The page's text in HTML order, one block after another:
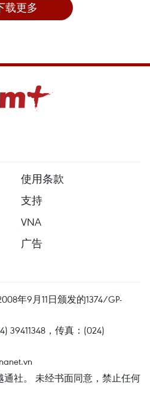
载更多
使用条款
支持
VNA
广告
年9月11日颁发的1374/GP-
39411348，传真：(024)
通社。 未经书面同意，禁止任何